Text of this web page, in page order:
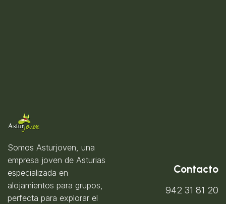
Somos Asturjoven, una
empresa joven de Asturias
especializada en
alojamientos para grupos,
perfecta para explorar el
Contacto
942 31 81 20